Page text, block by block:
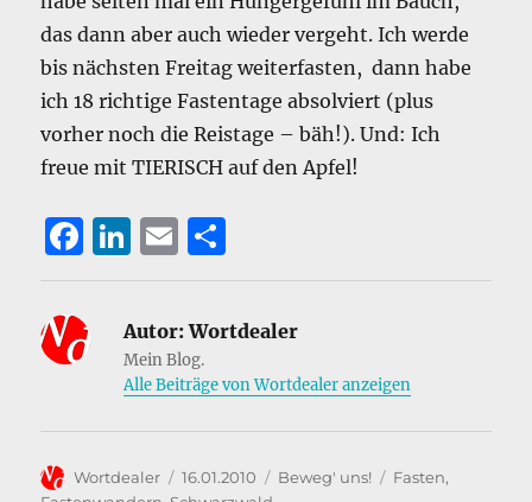
das dann aber auch wieder vergeht. Ich werde
bis nächsten Freitag weiterfasten, dann habe
ich 18 richtige Fastentage absolviert (plus
vorher noch die Reistage – bäh!). Und: Ich
freue mit TIERISCH auf den Apfel!
F
a
c
e
o
o
Li
n
k
e
d
I
n
E
m
ai
l
ei
le
n
Autor:Wortdealer
Mein Blog.
Alle Beiträge von Wortdealer anzeigen
Autor
Wortdealer
Veröffentlicht
16.01.2010 Kategorien
Beweg' uns! Schlagwörter
Fasten,